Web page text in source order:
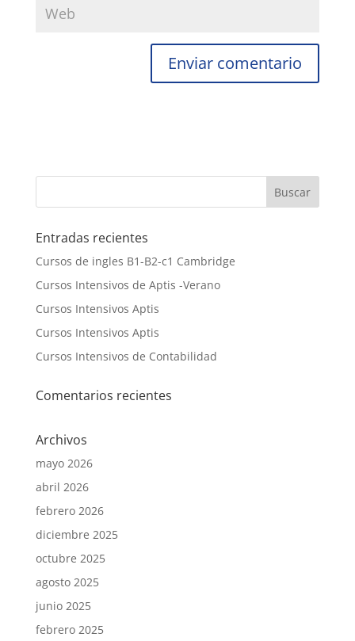
Entradas recientes
Cursos de ingles B1-B2-c1 Cambridge
Cursos Intensivos de Aptis -Verano
Cursos Intensivos Aptis
Cursos Intensivos Aptis
Cursos Intensivos de Contabilidad
Comentarios recientes
Archivos
mayo 2026
abril 2026
febrero 2026
diciembre 2025
octubre 2025
agosto 2025
junio 2025
febrero 2025